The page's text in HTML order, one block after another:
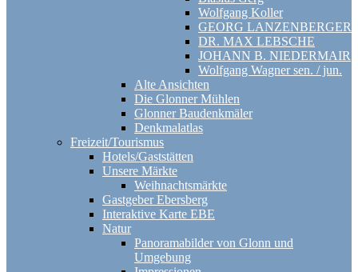
Wolfgang Koller
GEORG LANZENBERGER
DR. MAX LEBSCHE
JOHANN B. NIEDERMAIR
Wolfgang Wagner sen. / jun.
Alte Ansichten
Die Glonner Mühlen
Glonner Baudenkmäler
Denkmalatlas
Freizeit/Tourismus
Hotels/Gaststätten
Unsere Märkte
Weihnachtsmärkte
Gastgeber Ebersberg
Interaktive Karte EBE
Natur
Panoramabilder von Glonn und
Umgebung